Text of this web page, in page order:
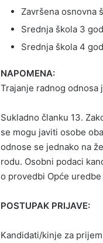
Završena osnovna
Srednja škola 3
Srednja škola 4
NAPOMENA:
Trajanje radnog
Sukladno članku 13.
se mogu javiti osobe
odnose se jednako na
rodu. Osobni podaci
o provedbi Opće uredbe
POSTUPAK PRIJAVE:
Kandidati/kinje za